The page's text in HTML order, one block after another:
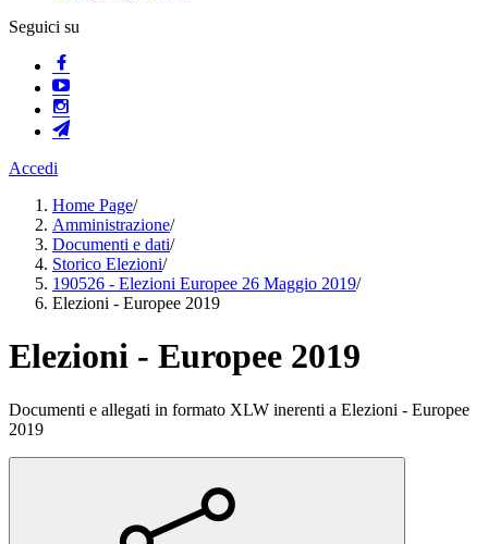
Seguici su
Accedi
Home Page/
Amministrazione/
Documenti e dati/
Storico Elezioni/
190526 - Elezioni Europee 26 Maggio 2019/
Elezioni - Europee 2019
Elezioni - Europee 2019
Documenti e allegati in formato XLW inerenti a Elezioni - Europee
2019